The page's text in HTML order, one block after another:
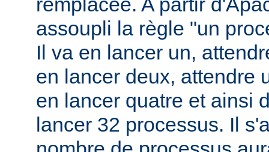
assoupli la règle "un
Il va en lancer un,
en lancer deux, attendre
en lancer quatre et ainsi
lancer 32 processus. Il